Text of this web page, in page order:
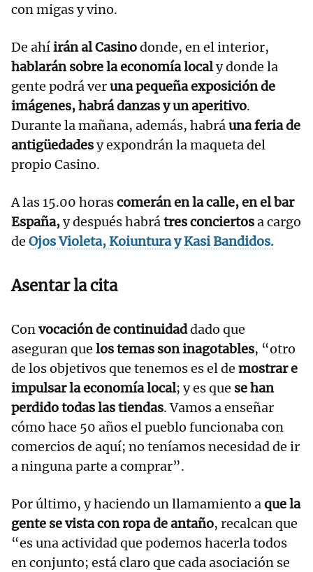
con migas y vino.
De ahíirán al Casinodonde, en el interior,
hablarán sobre la economía localy donde la
gente podrá veruna pequeña exposición de
imágenes, habrá danzas y un aperitivo.
Durante la mañana, además, habráuna feria de
antigüedadesy expondrán la maqueta del
propio Casino.
A las 15.00 horascomerán en la calle, en el bar
España,y después habrátres conciertosa cargo
de Ojos Violeta, Koiuntura y Kasi Bandidos.
Asentar la cita
Convocación de continuidaddado que
aseguran que los temas son inagotables, “otro
de los objetivos que tenemos es el de mostrar e
impulsar la economía local; y es que se han
perdido todas las tiendas. Vamos a enseñar
cómo hace 50 años el pueblo funcionaba con
comercios de aquí; no teníamos necesidad de ir
a ninguna parte a comprar”.
Por último, y haciendo un llamamiento aque la
gente se vista con ropa de antaño, recalcan que
“es una actividad que podemos hacerla todos
en conjunto; está claro que cada asociación se